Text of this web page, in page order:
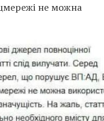
не можна